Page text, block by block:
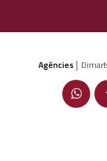
Agències |